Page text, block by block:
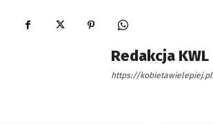
Redakcja KWL
https://kobietawielepiej.pl